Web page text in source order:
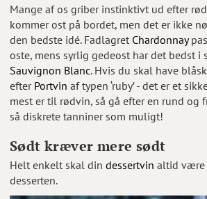
Mange af os griber instinktivt ud efter
kommer ost på bordet, men det er ikke
den bedste idé. Fadlagret Chardonnay
oste, mens syrlig gedeost har det bedst i
Sauvignon Blanc. Hvis du skal have
efter Portvin af typen ‘ruby’ - det er et
mest er til rødvin, så gå efter en rund og
så diskrete tanniner som muligt!
Sødt kræver mere sødt
Helt enkelt skal din dessertvin altid være
desserten.